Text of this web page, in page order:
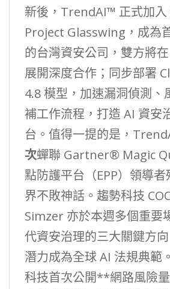
新後，TrendAI™ 正式加
Project Glasswing，成為
的台灣資安公司，雙方將
展開深度合作；同步部署
4.8 模型，加速漏洞偵測、
補工作流程，打造 AI 資安
台。值得一提的是，
次蟬聯 Gartner® Magic
點防護平台（EPP）領導
界不敗神話。趨勢科技
Simzer 亦於本週多個重要
代資安治理的三大關鍵方
潛力成為全球 AI 法規典範
科技首次公開**網路風險